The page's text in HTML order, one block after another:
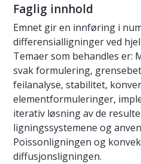
Faglig innhold
Emnet gir en innføring i
differensialligninger ved
Temaer som behandles er:
svak formulering,
feilanalyse, stabilitet,
elementformuleringer,
iterativ løsning av de
ligningssystemene og
Poissonligningen og
diffusjonsligningen.